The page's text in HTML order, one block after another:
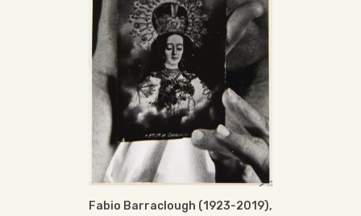
Fabio Barraclough (1923-2019),